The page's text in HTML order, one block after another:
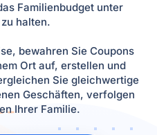
Familienbudget unter
halten.
bewahren Sie Coupons
Ort auf, erstellen und
Sie gleichwertige
Geschäften, verfolgen
Ihrer Familie.